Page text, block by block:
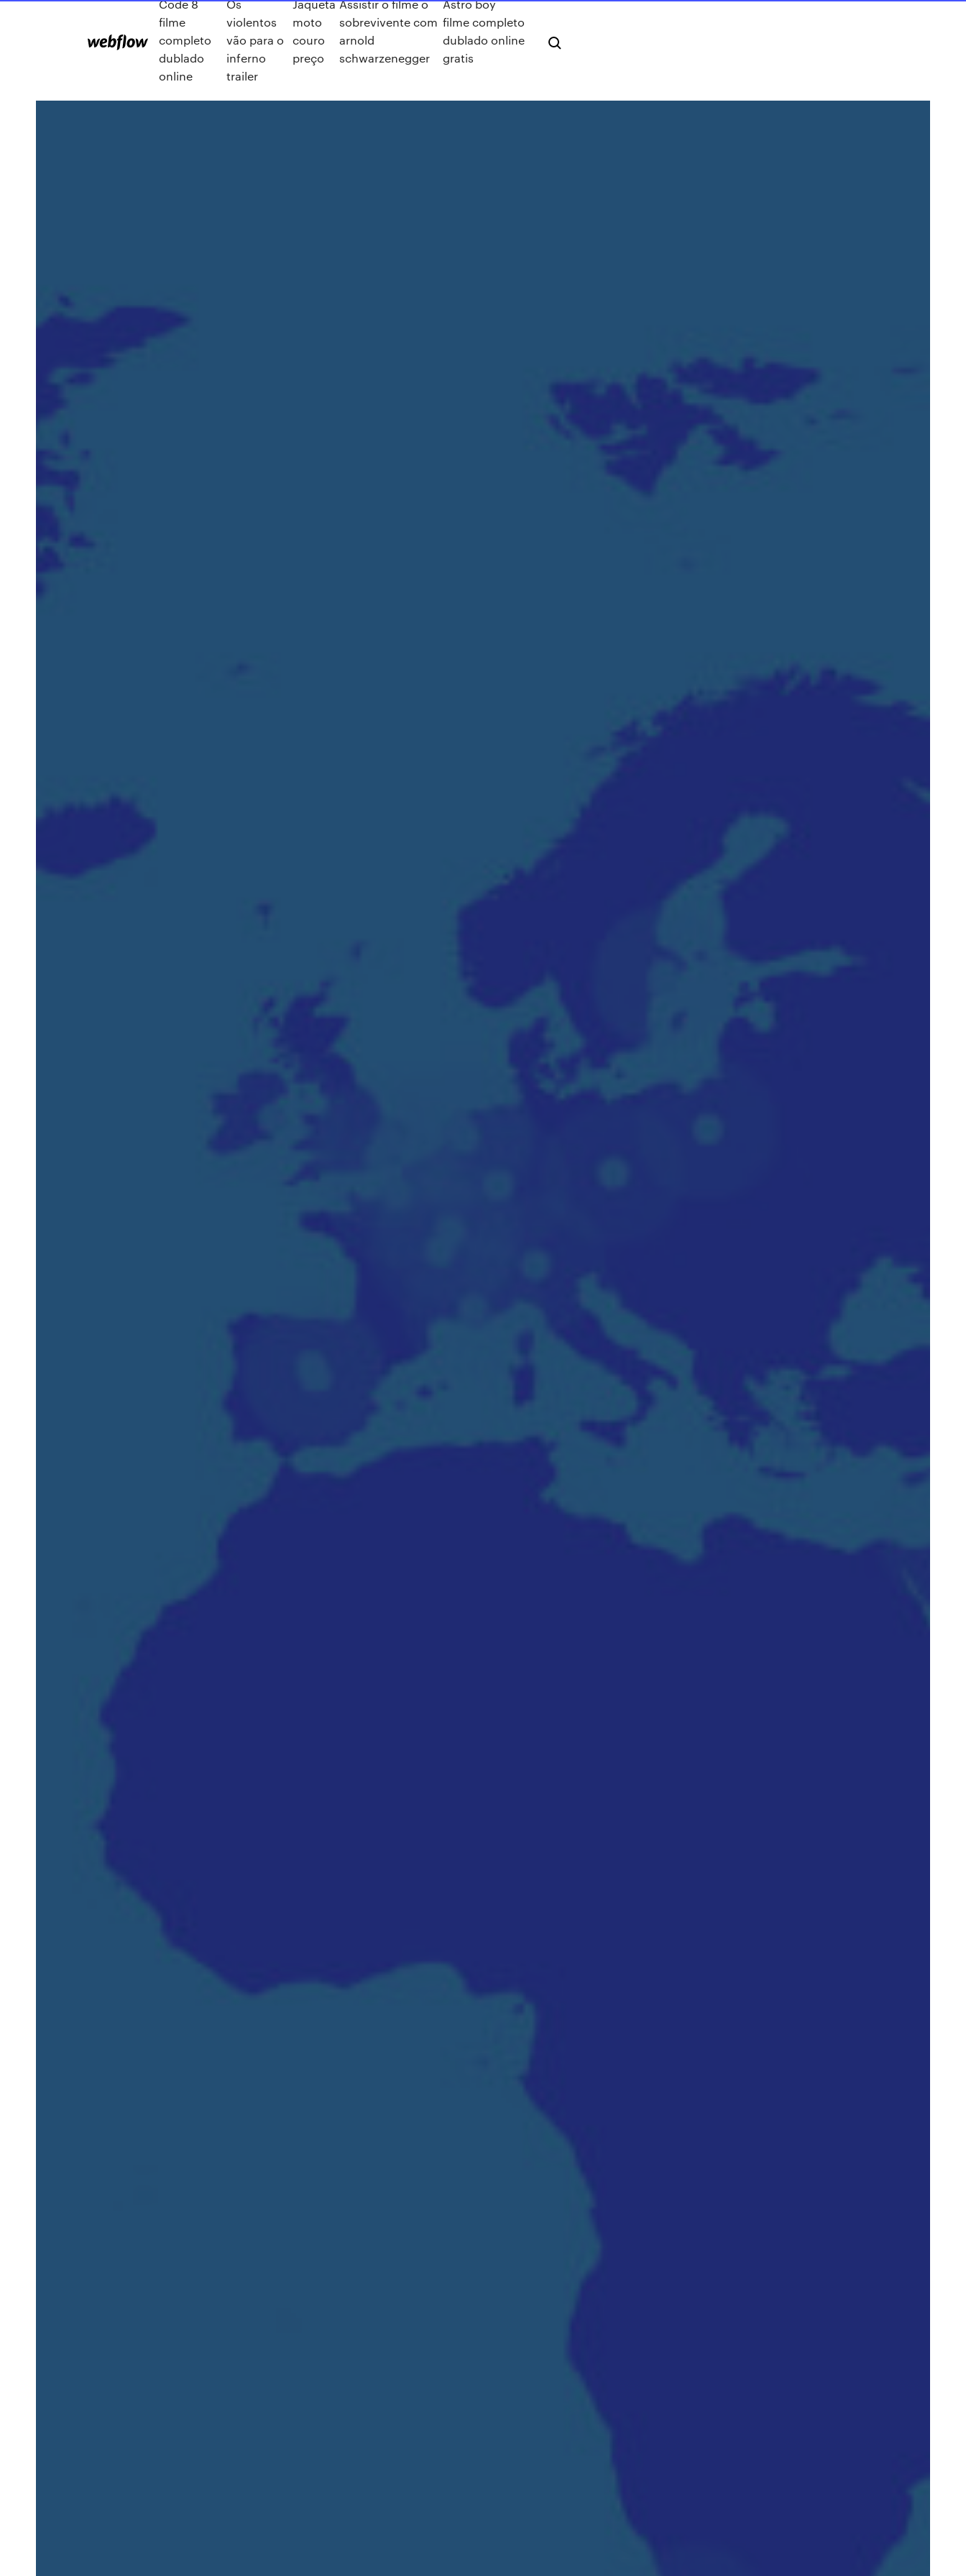
Code 8
filme
completo
dublado
online
Os
violentos
vão para o
inferno
trailer
Jaqueta
moto
couro
preço
Assistir o filme o
sobrevivente com
arnold
schwarzenegger
Astro boy
filme completo
dublado online
gratis